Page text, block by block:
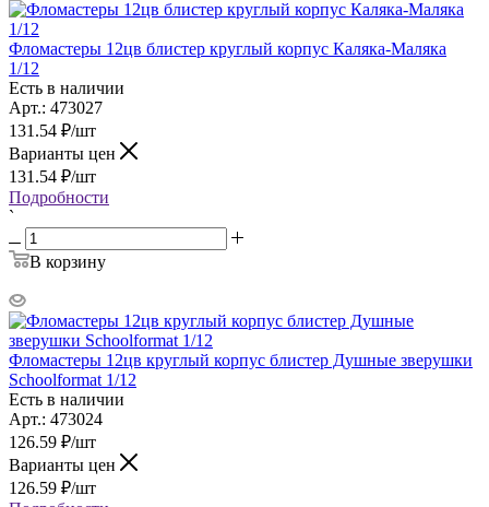
Фломастеры 12цв блистер круглый корпус Каляка-Маляка
1/12
Есть в наличии
Арт.: 473027
131.54 ₽/шт
Варианты цен
131.54 ₽/шт
Подробности
`
В корзину
Фломастеры 12цв круглый корпус блистер Душные зверушки
Schoolformat 1/12
Есть в наличии
Арт.: 473024
126.59 ₽/шт
Варианты цен
126.59 ₽/шт